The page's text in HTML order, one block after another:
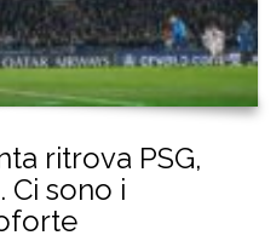
ritrova PSG,
Ci sono i